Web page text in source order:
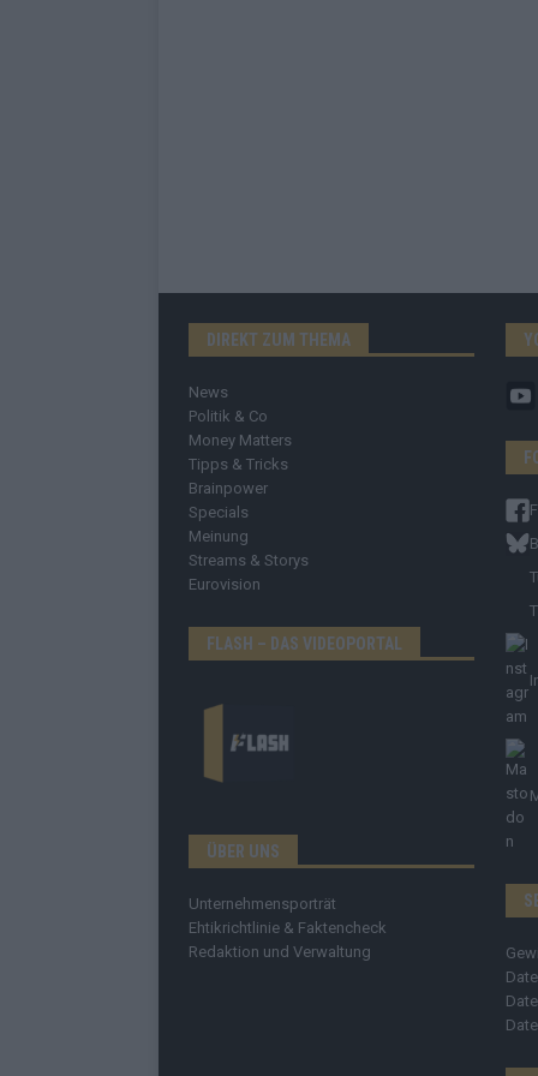
DIREKT ZUM THEMA
News
Politik & Co
Money Matters
Tipps & Tricks
Brainpower
Specials
Meinung
Streams & Storys
Eurovision
FLASH – DAS VIDEOPORTAL
ÜBER UNS
Unternehmensporträt
Ehtikrichtlinie & Faktencheck
Redaktion und Verwaltung